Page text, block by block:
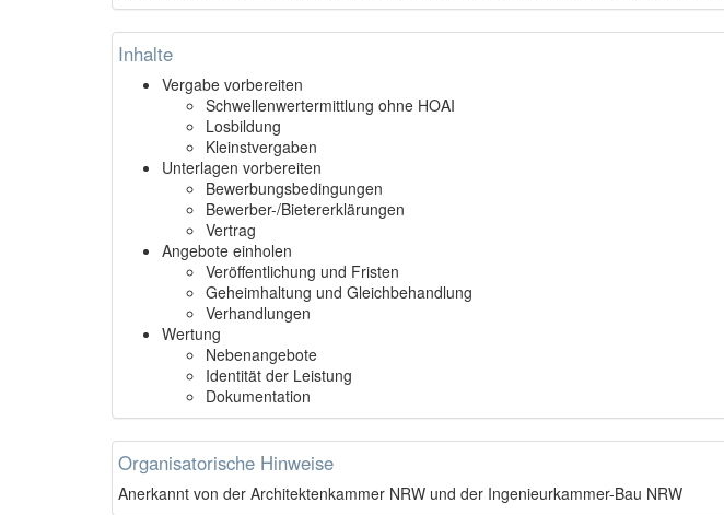
Inhalte
Vergabe vorbereiten
Schwellenwertermittlung ohne HOAI
Losbildung
Kleinstvergaben
Unterlagen vorbereiten
Bewerbungsbedingungen
Bewerber-/Bietererklärungen
Vertrag
Angebote einholen
Veröffentlichung und Fristen
Geheimhaltung und Gleichbehandlung
Verhandlungen
Wertung
Nebenangebote
Identität der Leistung
Dokumentation
Organisatorische Hinweise
Anerkannt von der Architektenkammer NRW und der Ingenieurkammer-Bau NRW